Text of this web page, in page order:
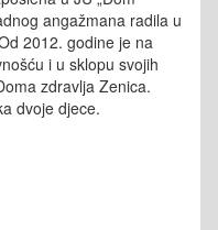
angažmana radila u
2012. godine je na
i u sklopu svojih
zdravlja Zenica.
dvoje djece.